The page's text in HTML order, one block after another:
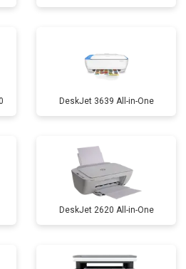
DeskJet 3639 All-in-One
DeskJet 2620 All-in-One